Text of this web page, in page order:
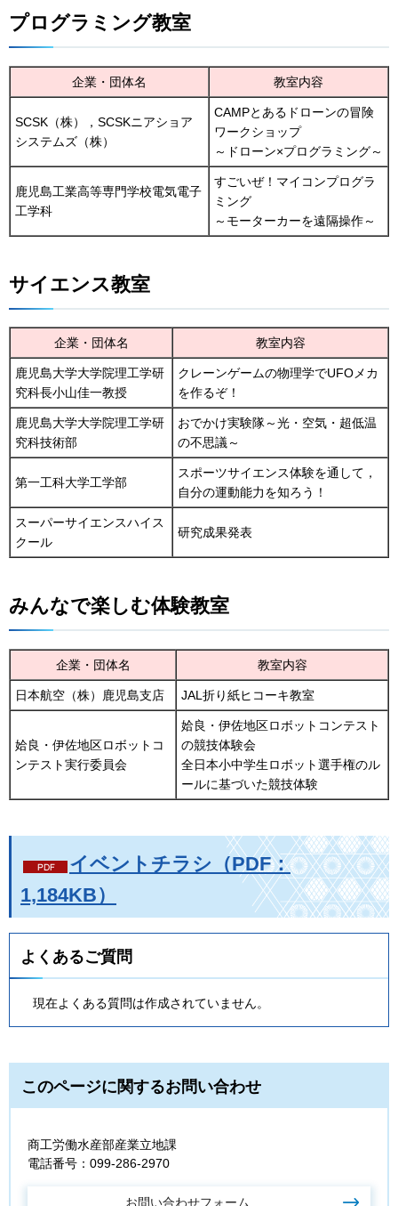
プログラミング教室
企業・団体名 教室内容
SCSK（株），SCSKニアショア
システムズ（株）
CAMPとあるドローンの冒険
ワークショップ
～ドローン×プログラミング～
鹿児島工業高等専門学校電気電子
工学科
すごいぜ！マイコンプログラ
ミング
～モーターカーを遠隔操作～
サイエンス教室
企業・団体名 教室内容
鹿児島大学大学院理工学研
究科長小山佳一教授
クレーンゲームの物理学でUFOメカ
を作るぞ！
鹿児島大学大学院理工学研
究科技術部
おでかけ実験隊～光・空気・超低温
の不思議～
第一工科大学工学部
スポーツサイエンス体験を通して，
自分の運動能力を知ろう！
スーパーサイエンスハイス
クール
研究成果発表
みんなで楽しむ体験教室
企業・団体名 教室内容
日本航空（株）鹿児島支店 JAL折り紙ヒコーキ教室
姶良・伊佐地区ロボットコ
ンテスト実行委員会
姶良・伊佐地区ロボットコンテスト
の競技体験会
全日本小中学生ロボット選手権のル
ールに基づいた競技体験
イベントチラシ（PDF：
1,184KB）
よくあるご質問
現在よくある質問は作成されていません。
このページに関するお問い合わせ
商工労働水産部産業立地課
電話番号：099-286-2970